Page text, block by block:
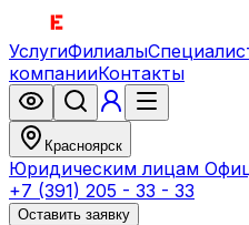
УслугиФилиалы
компанииКонтакты
Красноярск
Юридическим лицам
+7 (391) 205 - 33 - 33
Оставить заявку